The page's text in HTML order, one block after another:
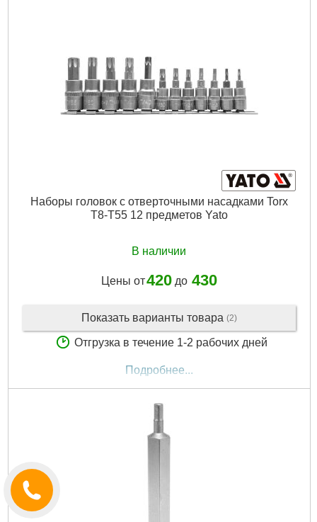
Наборы головок с отверточными насадками Torx
T8-T55 12 предметов Yato
В наличии
Цены от420до 430
Показать варианты товара (2)
Отгрузка в течение 1-2 рабочих дней
Подробнее...